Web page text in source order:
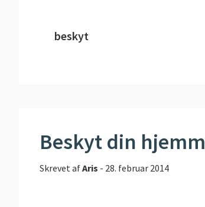
beskyt
Beskyt din
Skrevet afAris - 28. februar 2014